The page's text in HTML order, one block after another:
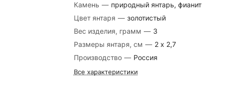
Камень — природный янтарь, фианит
Цвет янтаря — золотистый
Вес изделия, грамм — 3
Размеры янтаря, см — 2 х 2,7
Производство — Россия
Все характеристики